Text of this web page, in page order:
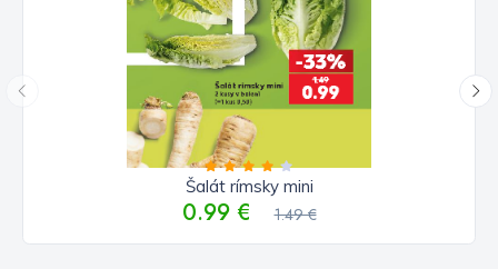
Šalát rímsky mini
0.99 € 1.49 €